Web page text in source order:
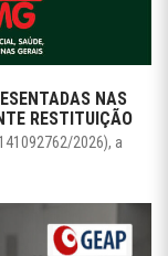
NAS
RESTITUIÇÃO
2026), a